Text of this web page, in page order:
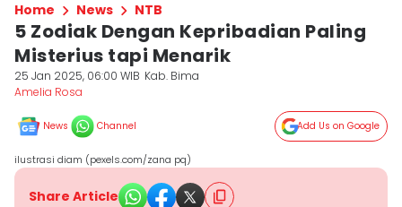
Home News NTB
5 Zodiak Dengan Kepribadian Paling
Misterius tapi Menarik
25 Jan 2025, 06:00 WIB Kab. Bima
Amelia Rosa
News Channel Add Us on Google
ilustrasi diam (pexels.com/zana pq)
Share Article